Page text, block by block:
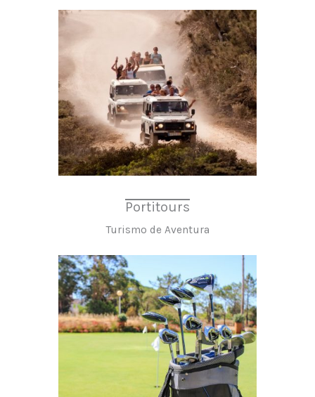
Portitours
Turismo de Aventura